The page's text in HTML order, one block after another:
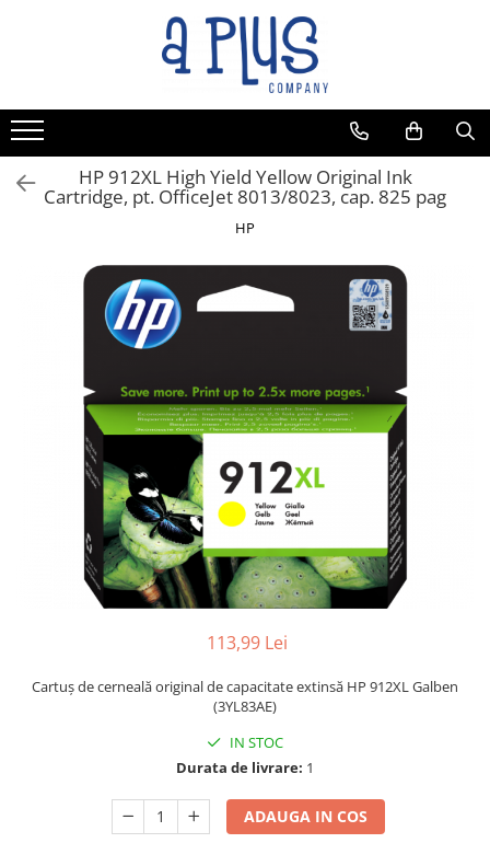
HP 912XL High Yield Yellow Original Ink
Cartridge, pt. OfficeJet 8013/8023, cap. 825 pag
HP
113,99 Lei
Cartuş de cerneală original de capacitate extinsă HP 912XL Galben
(3YL83AE)
IN STOC
Durata de livrare: 1
ADAUGA IN COS